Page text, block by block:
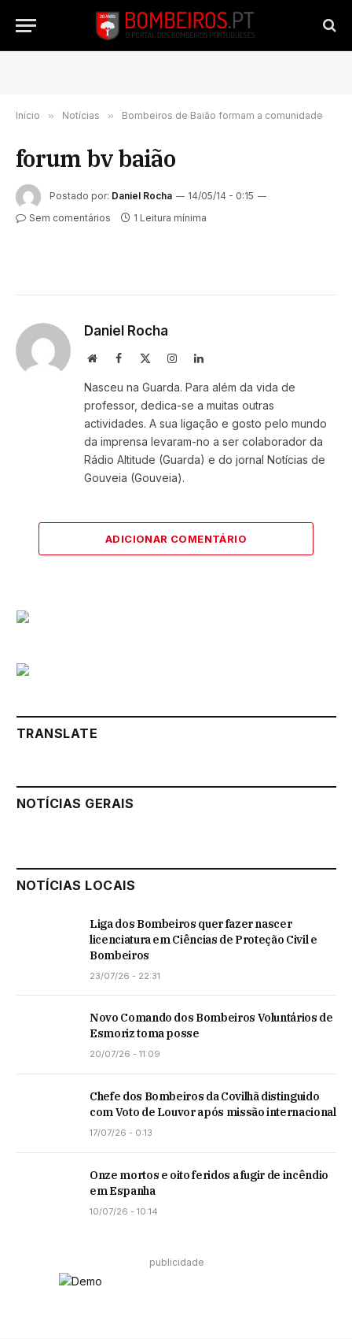
Início » Notícias » Bombeiros de Baião formam a comunidade
forum bv baião
Postado por: Daniel Rocha
14/05/14 - 0:15
Sem comentários
1 Leitura mínima
Daniel Rocha
WebsiteFacebook InstagramLinkedIn
Nasceu na Guarda. Para além da vida de
professor, dedica-se a muitas outras
actividades. A sua ligação e gosto pelo mundo
da imprensa levaram-no a ser colaborador da
Rádio Altitude (Guarda) e do jornal Notícias de
Gouveia (Gouveia).
ADICIONAR COMENTÁRIO
TRANSLATE
NOTÍCIAS GERAIS
NOTÍCIAS LOCAIS
Liga dos Bombeiros quer fazer nascer
licenciatura em Ciências de Proteção Civil e
Bombeiros
23/07/26 - 22:31
Novo Comando dos Bombeiros Voluntários de
Esmoriz toma posse
20/07/26 - 11:09
Chefe dos Bombeiros da Covilhã distinguido
com Voto de Louvor após missão internacional
17/07/26 - 0:13
Onze mortos e oito feridos a fugir de incêndio
em Espanha
10/07/26 - 10:14
publicidade